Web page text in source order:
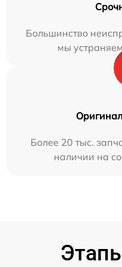
Большинство
мы
Более 20 тыс.
наличии на